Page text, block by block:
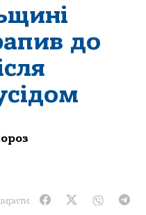
до